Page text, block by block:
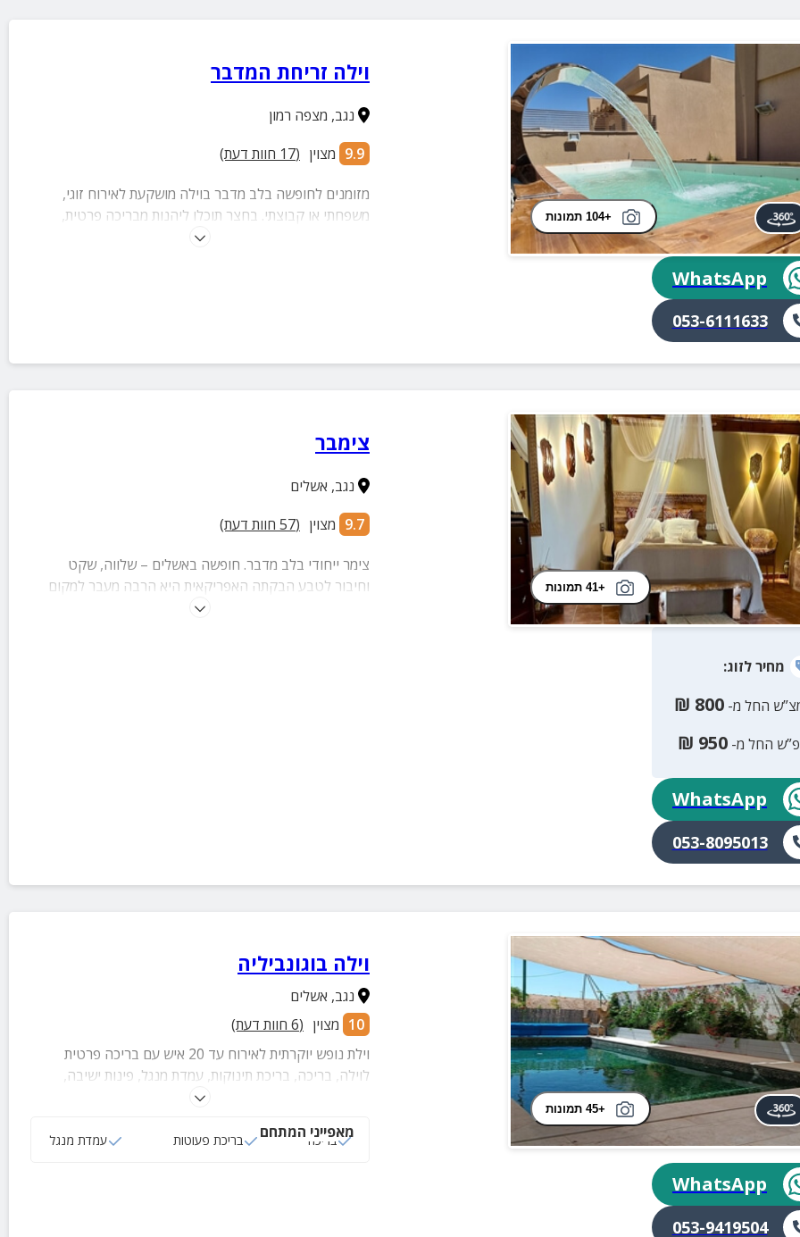
+104 תמונות
וילה זריחת המדבר
נגב, מצפה רמון
9.9 מצוין (
17 חוות דעת)
מזומנים לחופשה בלב מדבר בוילה מושקעת לאירוח זוגי,
משפחתי או קבוצתי. בחצר תוכלו ליהנות מבריכה פרטית,
ג'קוזי ספא, פינת מנגל, פינות ישיבה ועוד הפתעות.
WhatsApp
053-6111633
+41 תמונות
צימבר
נגב, אשלים
9.7 מצוין (
57 חוות דעת)
צימר ייחודי בלב מדבר. חופשה באשלים – שלווה, שקט
וחיבור לטבע הבקתה האפריקאית היא הרבה מעבר למקום
לינה – היא חוויה של רוגע והשראה. נבנתה בעבודת יד מתוך
מחירלזוג:
החל מ- 800
₪
החל מ- 950
₪
WhatsApp
053-8095013
+45 תמונות
וילה בוגונביליה
נגב, אשלים
10 מצוין (
6 חוות דעת)
וילת נופש יוקרתית לאירוח עד 20 איש עם בריכה פרטית
לוילה, בריכה, בריכת תינוקות, עמדת מנגל, פינות ישיבה,
מאפייני המתחם
בריכה בריכת פעוטות עמדת מנגל
WhatsApp
053-9419504